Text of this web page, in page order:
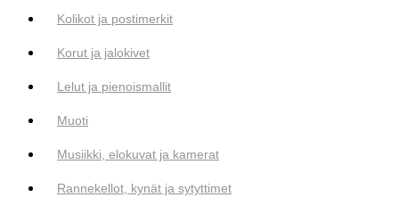
Kolikot ja postimerkit
Korut ja jalokivet
Lelut ja pienoismallit
Muoti
Musiikki, elokuvat ja kamerat
Rannekellot, kynät ja sytyttimet